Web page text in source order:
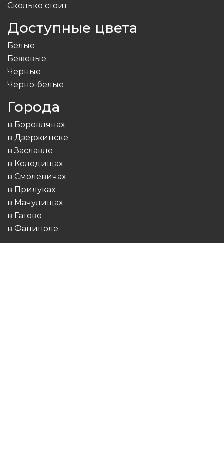
Сколько стоит
Доступные цвета
Белые
Бежевые
Черные
Черно-белые
Города
в Боровлянах
в Дзержинске
в Заславле
в Колодищах
в Смолевичах
в Прилуках
в Мачулищах
в Гатово
в Фаниполе